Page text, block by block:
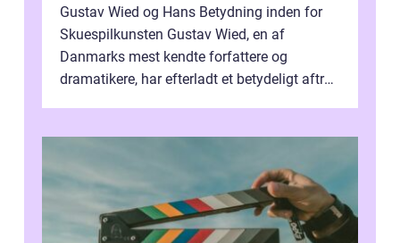
Gustav Wied og Hans Betydning inden for
Skuespilkunsten Gustav Wied, en af
Danmarks mest kendte forfattere og
dramatikere, har efterladt et betydeligt aftryk